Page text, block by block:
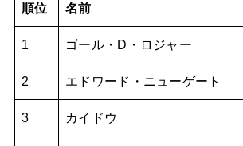
順位 名前
1 ゴール・D・ロジャー
2 エドワード・ニューゲート
3 カイドウ